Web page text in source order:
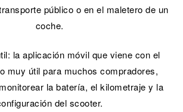
público o en el maletero de un
coche.
la aplicación móvil que viene con el
muy útil para muchos compradores,
la batería, el kilometraje y la
del scooter.